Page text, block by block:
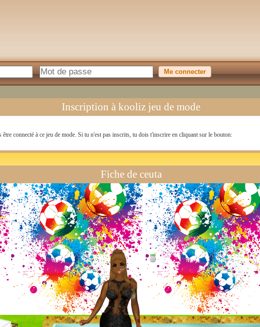
Inscription à kooliz jeu de mode
être connecté à ce jeu de mode. Si tu n'est pas inscrits, tu dois t'inscrire en cliquant sur le bouton:
Fiche de ceuta